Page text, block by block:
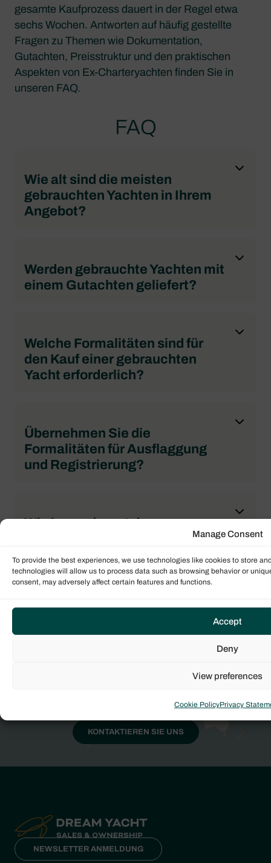
Manage Consent
To provide the best experiences, we use technologies like cookies to store
technologies will allow us to process data such as browsing behavior or
consent, may adversely affect certain features and functions.
Accept
Deny
View preferences
Cookie PolicyPrivacy
gesamte Kaufprozess dauert in der Regel etwa
sechs Wochen. Antworten auf häufig gestellte
Fragen zu Themen wie Dokumentation,
Gutachten, Preisstruktur und den praktischen
Aspekten von Ex-Charteryachten finden Sie in
unseren FAQ.
FAQ
Wie alt sind die meisten
gebrauchten Yachten in Ihrem
Angebot?
Werden gebrauchte Yachten mit
einem Gutachten geliefert?
Welche Formalitäten sind für
den Kauf einer gebrauchten
Yacht erforderlich?
Übernehmen Sie die
Formalitäten für Ausflaggung
und Registrierung?
Wie lange dauert der
Setzen Sie sich mit uns in
Unser globales Team von erfahrenen Maklern
Yacht zu führen. Kontaktieren Sie uns noch heute,
KONTAKTIEREN SIE UNS
NEWSLETTER ANMELDUNG